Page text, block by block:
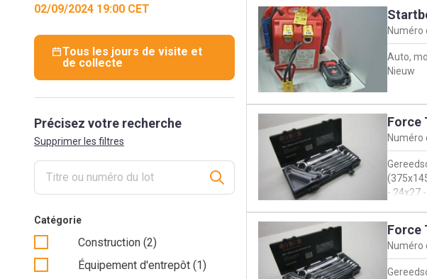
02/09/2024 19:00 CET
Tous les jours de visite et
de collecte
Précisez votre recherche
Supprimer les filtres
Catégorie
Construction (2)
Équipement d'entrepôt (1)
Numéro
Auto,
Nieuw
Force
- 24x27
Force
Numéro